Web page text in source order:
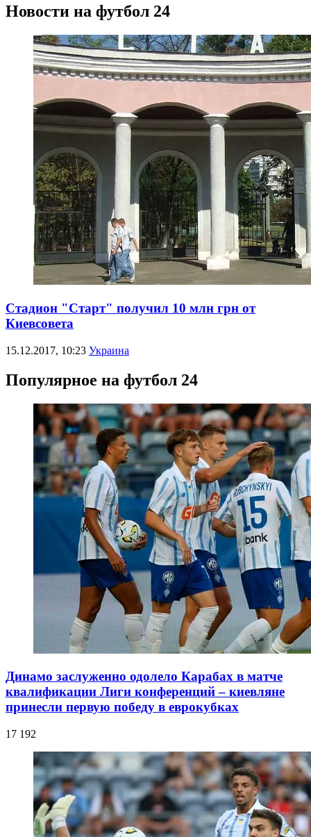
Новости на футбол 24
Стадион "Старт" получил 10 млн грн от
Киевсовета
15.12.2017, 10:23 Украина
Популярное на футбол 24
Динамо заслуженно одолело Карабах в матче
квалификации Лиги конференций – киевляне
принесли первую победу в еврокубках
17 192